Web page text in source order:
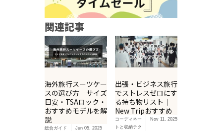
関連記事
海外旅行スーツケー
スの選び方｜サイズ
目安・TSAロック・
おすすめモデルを解
説
総合ガイド Jun 05, 2025
出張・ビジネス旅行
でストレスゼロにす
る持ち物リスト｜
New Tripおすすめ
コーディネー
トと収納テク
Nov 11, 2025